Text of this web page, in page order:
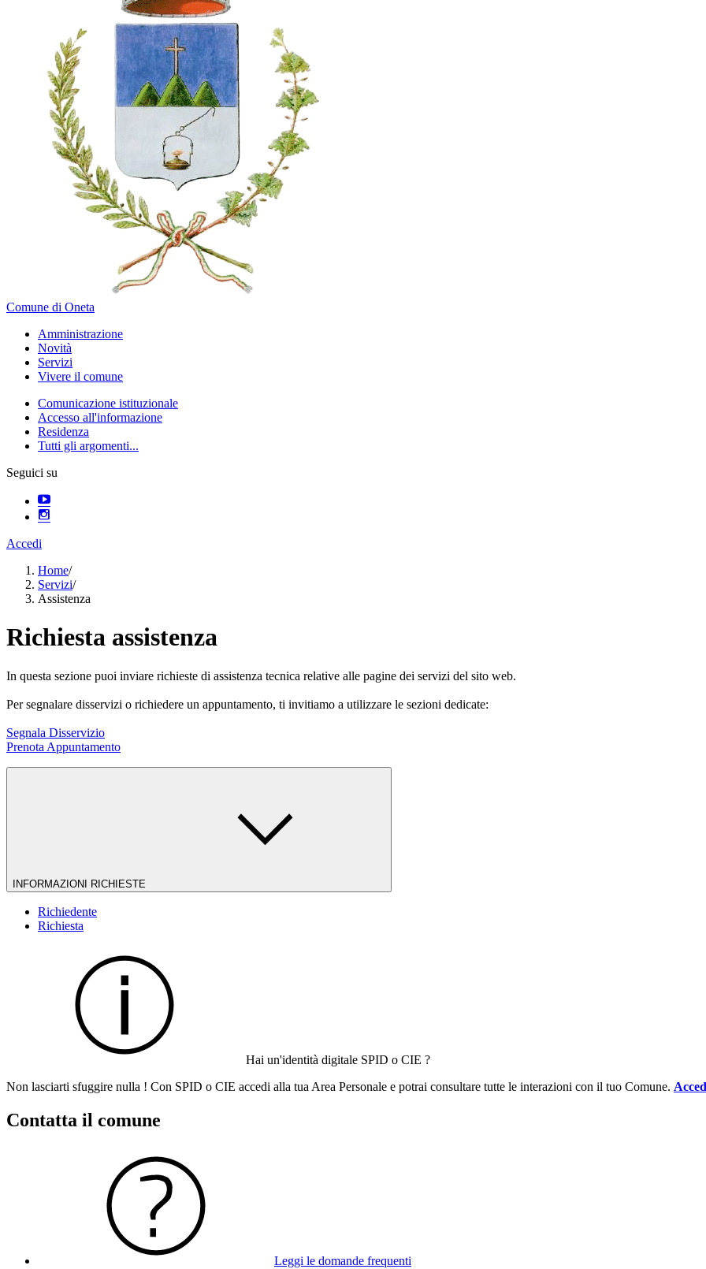
Comune di Oneta
Amministrazione
Novità
Servizi
Vivere il comune
Comunicazione istituzionale
Accesso all'informazione
Residenza
Tutti gli argomenti...
Seguici su
Accedi
Home/
Servizi/
Assistenza
Richiesta assistenza
In questa sezione puoi inviare richieste di assistenza tecnica relative alle pagine dei servizi del sito web.
Per segnalare disservizi o richiedere un appuntamento, ti invitiamo a utilizzare le sezioni dedicate:
Segnala Disservizio
Prenota Appuntamento
INFORMAZIONI RICHIESTE
Richiedente
Richiesta
Hai un'identità digitale SPID o CIE ?
Non lasciarti sfuggire nulla ! Con SPID o CIE accedi alla tua Area Personale e potrai consultare tutte le interazioni con il tuo Comune.
Contatta il comune
Leggi le domande frequenti